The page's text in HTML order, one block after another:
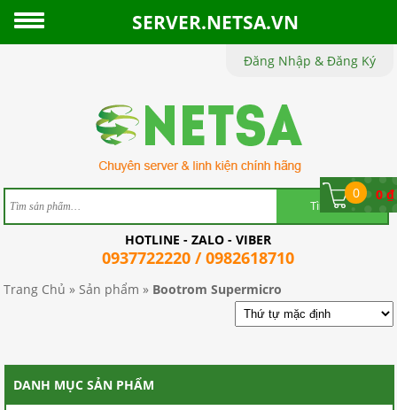
SERVER.NETSA.VN
Đăng Nhập & Đăng Ký
HOTLINE - ZALO - VIBER
0937722220 / 0982618710
SẢN
SÁCH
0 0 ₫
Trang Chủ »Sản phẩm » Bootrom Supermicro
DANH MỤC SẢN PHẨM